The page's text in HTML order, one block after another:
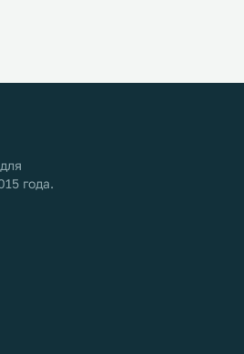
года.